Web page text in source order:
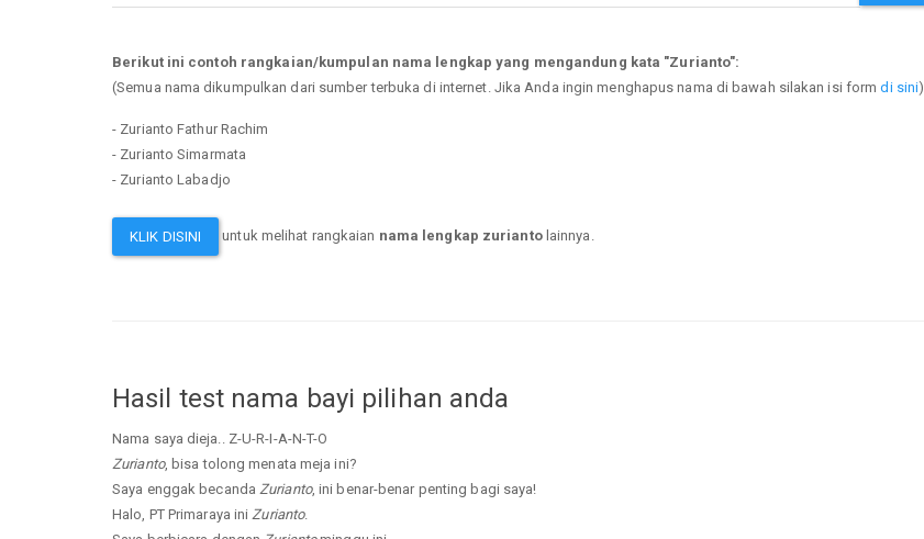
Berikut ini contoh rangkaian/kumpulan nama lengkap yang mengandung kata "Zurianto":
(Semua nama dikumpulkan dari sumber terbuka di internet. Jika Anda ingin menghapus nama di bawah silakan isi formdi sini)
- Zurianto Fathur Rachim
- Zurianto Simarmata
- Zurianto Labadjo
KLIK DISINI untuk melihat rangkaian nama lengkap zuriantolainnya.
Hasil test nama bayi pilihan anda
Nama saya dieja.. Z-U-R-I-A-N-T-O
Zurianto, bisa tolong menata meja ini?
Saya enggak becanda Zurianto, ini benar-benar penting bagi saya!
Halo, PT Primaraya ini Zurianto.